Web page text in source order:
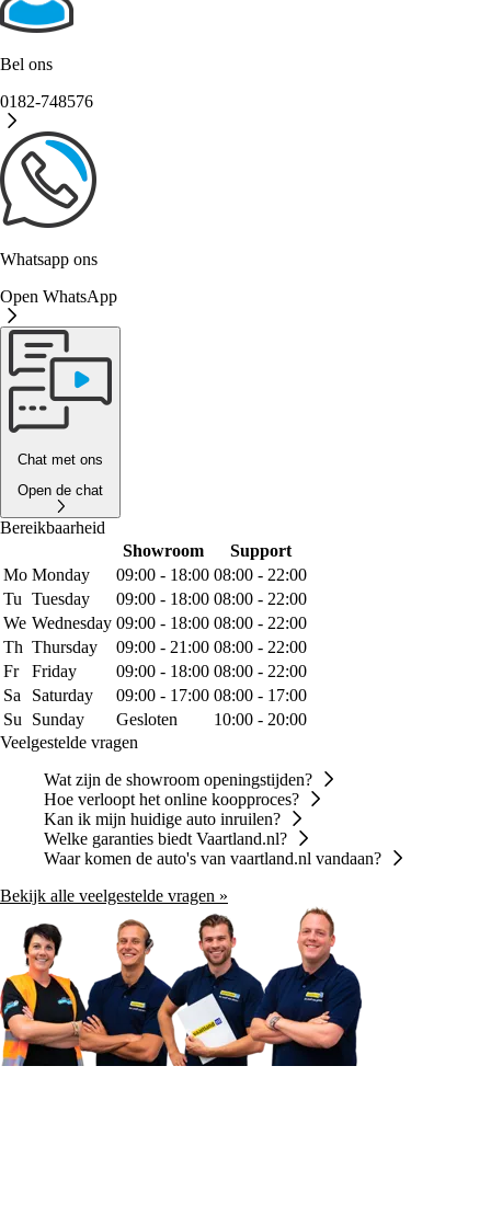
Bel ons
0182-748576
Whatsapp ons
Open WhatsApp
Chat met ons
Open de chat
Bereikbaarheid
Showroom
Support
Mo Monday 09:00 - 18:00 08:00 - 22:00
Tu Tuesday 09:00 - 18:00 08:00 - 22:00
We Wednesday 09:00 - 18:00 08:00 - 22:00
Th Thursday 09:00 - 21:00 08:00 - 22:00
Fr
Friday 09:00 - 18:00 08:00 - 22:00
Sa
Saturday 09:00 - 17:00 08:00 - 17:00
Su
Sunday Gesloten
10:00 - 20:00
Veelgestelde vragen
Wat zijn de showroom openingstijden?
Hoe verloopt het online koopproces?
Kan ik mijn huidige auto inruilen?
Welke garanties biedt Vaartland.nl?
Waar komen de auto's van vaartland.nl vandaan?
Bekijk alle veelgestelde vragen »